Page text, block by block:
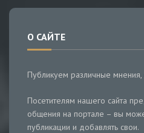
О САЙТЕ
Публикуем различные мнения,
Посетителям нашего сайта
общения на портале – вы
публикации и добавлять свои.